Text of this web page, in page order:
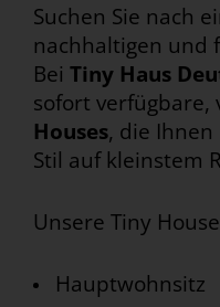
Suchen Sie nach
nachhaltigen und
Bei Tiny Haus
sofort verfügbare,
Houses, die
Stil auf kleinstem
Unsere Tiny
Hauptwohnsitz